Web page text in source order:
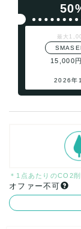
最大
15,000
2026年
＊1点あたりのCO2
オファー不可